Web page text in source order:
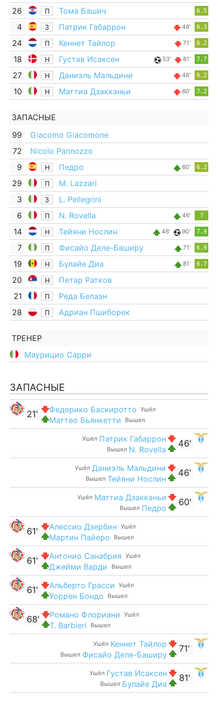
26 П Тома Башич 6.5
4 З Патрик Габаррон 46' 6.3
24 П Кеннет Тайлор 71' 6.2
18 Н Густав Исаксен 53' 81' 7.7
27 Н Даниэль Мальдини 46' 6.2
10 Н Маттиа Дзакканьи 60' 7.2
ЗАПАСНЫЕ
99
Giacomo Giacomone
72
Nicolo Pannozzo
9
Н Педро 60' 6.2
29 П
M. Lazzari
3
З
L. Pellegrini
6
П N. Rovella 46' 7
14 Н Тейяни Нослин 46' 90' 7.9
7 П Фисайо Деле-Баширу 71' 6.9
19 Н Булайе Диа 81' 6.7
20 Н
Петар Ратков
21
П
Реда Белаэн
28
П Адриан Пшиборек
ТРЕНЕР
Маурицио Сарри
ЗАПАСНЫЕ
Ушёл
Федерико Баскиротто
Вышел
Маттео Бьянкетти
21'
46'
Ушёл Патрик Габаррон
Вышел N. Rovella
46'
Ушёл Даниэль Мальдини
Вышел Тейяни Нослин
60'
Ушёл Маттиа Дзакканьи
Вышел Педро
Ушёл
Алессио Дзербин
Вышел
Мартин Пайеро
61'
Ушёл
Антонио Санабрия
Вышел
Джейми Варди
61'
Ушёл
Альберто Грасси
Вышел
Уоррен Бондо
61'
Ушёл
Романо Флориани
Вышел
T. Barbieri
68'
71'
Ушёл Кеннет Тайлор
Вышел Фисайо Деле-Баширу
81'
Ушёл Густав Исаксен
Вышел Булайе Диа